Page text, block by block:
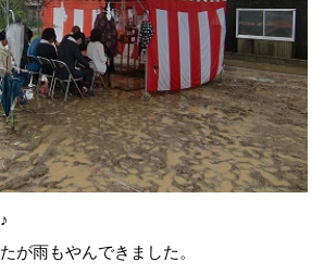
が雨もやんできました。